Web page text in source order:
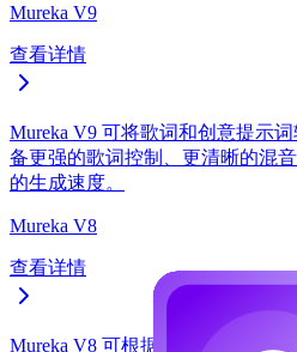
Mureka V9
查看详情
Mureka V9 可将歌词和创意提示
备更强的歌词控制、更清晰的混
的生成速度。
Mureka V8
查看详情
Mureka V8 可根据歌词和风格提